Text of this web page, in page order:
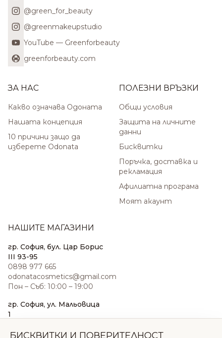
@green_for_beauty
@greenmakeupstudio
YouTube — Greenforbeauty
greenforbeauty.com
ЗА НАС
Какво означава Одоната
Нашата концепция
10 причини защо да
изберете Odonata
ПОЛЕЗНИ ВРЪЗКИ
Общи условия
Защита на личните
данни
Бисквитки
Поръчка, доставка и
рекламация
Афилиатна програма
Моят акаунт
НАШИТЕ МАГАЗИНИ
гр. София, бул. Цар Борис
III 93-95
0898 977 665
odonatacosmetics@gmail.com
Пон – Съб: 10:00 – 19:00
гр. София, ул. Мальовица
1
sales@odonatacosmetics.com
БИСКВИТКИ И ПОВЕРИТЕЛНОСТ